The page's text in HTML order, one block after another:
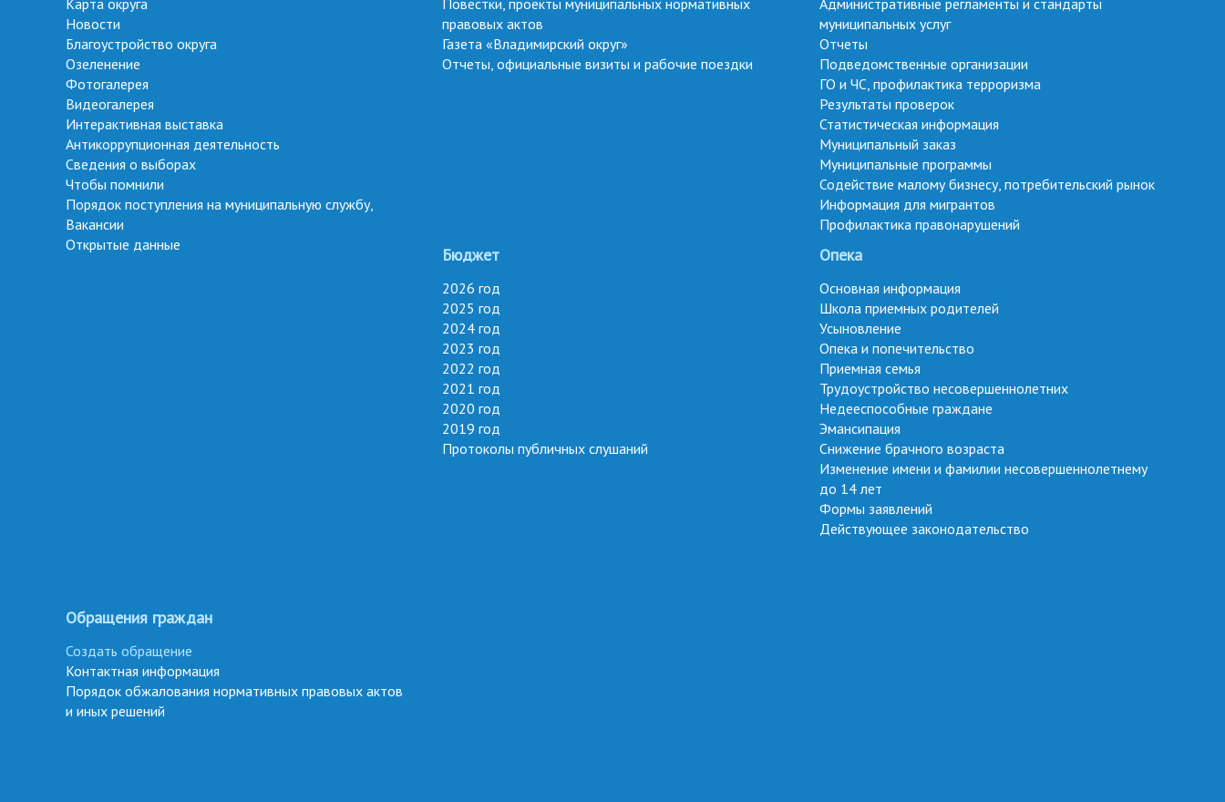
Карта округа
Новости
Благоустройство округа
Озеленение
Фотогалерея
Видеогалерея
Интерактивная выставка
Антикоррупционная деятельность
Сведения о выборах
Чтобы помнили
Порядок поступления на муниципальную службу,
Вакансии
Открытые данные
Повестки, проекты муниципальных нормативных
правовых актов
Газета «Владимирский округ»
Отчеты, официальные визиты и рабочие поездки
Административные регламенты и стандарты
муниципальных услуг
Отчеты
Подведомственные организации
ГО и ЧС, профилактика терроризма
Результаты проверок
Статистическая информация
Муниципальный заказ
Муниципальные программы
Содействие малому бизнесу, потребительский рынок
Информация для мигрантов
Профилактика правонарушений
Бюджет
2026 год
2025 год
2024 год
2023 год
2022 год
2021 год
2020 год
2019 год
Протоколы публичных слушаний
Опека
Основная информация
Школа приемных родителей
Усыновление
Опека и попечительство
Приемная семья
Трудоустройство несовершеннолетних
Недееспособные граждане
Эмансипация
Снижение брачного возраста
Изменение имени и фамилии несовершеннолетнему
до 14 лет
Формы заявлений
Действующее законодательство
Обращения граждан
Создать обращение
Контактная информация
Порядок обжалования нормативных правовых актов
и иных решений